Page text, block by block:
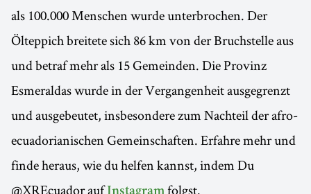
als 100.000 Menschen wurde unterbrochen. Der
Ölteppich breitete sich 86 km von der Bruchstelle aus
und betraf mehr als 15 Gemeinden. Die Provinz
Esmeraldas wurde in der Vergangenheit ausgegrenzt
und ausgebeutet, insbesondere zum Nachteil der afro-
ecuadorianischen Gemeinschaften. Erfahre mehr und
finde heraus, wie du helfen kannst, indem Du
@XREcuador auf
folgst.